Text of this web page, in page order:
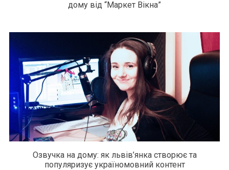
дому від “Маркет Вікна”
Озвучка на дому: як львів’янка створює та
популяризує україномовний контент